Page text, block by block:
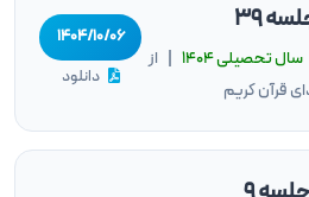
39
سال تحصيلى ۱۴۰۴
| از
قرآن کریم
۱۴۰۴/۱۰/۰۶
دانلود